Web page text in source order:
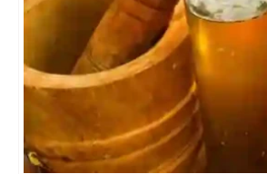
&
e
r
e